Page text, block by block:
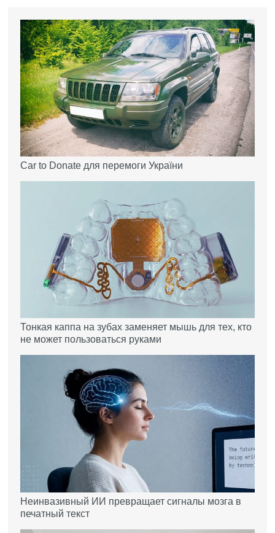
Car to Donate для перемоги України
Тонкая каппа на зубах заменяет мышь для тех, кто
не может пользоваться руками
Неинвазивный ИИ превращает сигналы мозга в
печатный текст